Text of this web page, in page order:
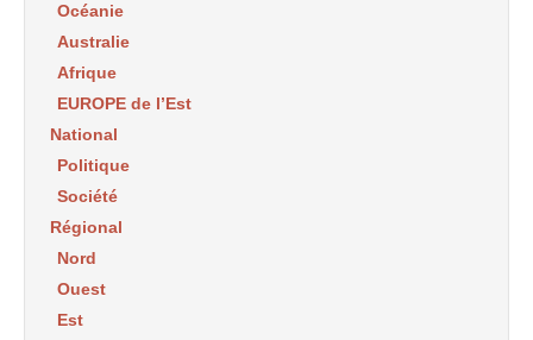
Océanie
Australie
Afrique
EUROPE de l’Est
National
Politique
Société
Régional
Nord
Ouest
Est